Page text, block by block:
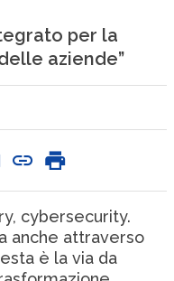
per la
aziende”
cybersecurity.
anche attraverso
è la via da